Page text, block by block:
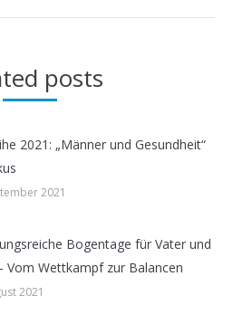
posts
2021: „Männer und Gesundheit“
2021
Bogentage für Vater und
Vom Wettkampf zur Balancen
2021